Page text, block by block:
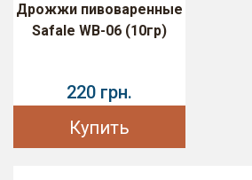
Дрожжи пивоваренные
Safale WB-06 (10гр)
220 грн.
Купить